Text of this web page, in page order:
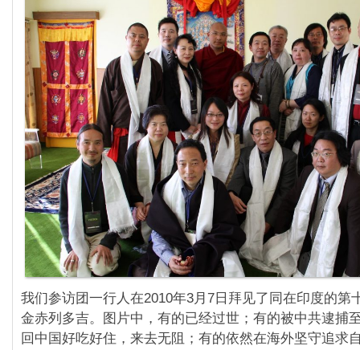
我们参访团‎一行人在2010年3月7日拜见了同在印度的第
金赤列多吉。图片中，有的已经过世；有的被中共逮捕
回中国好吃好住，来去无阻；有的依然在海外坚守追求